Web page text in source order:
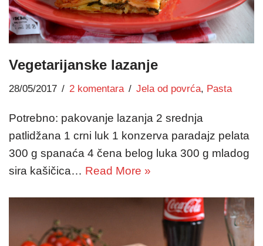
Vegetarijanske lazanje
28/05/2017 2 komentara Jela od povrća, Pasta
Potrebno: pakovanje lazanja 2 srednja
patlidžana 1 crni luk 1 konzerva paradajz pelata
300 g spanaća 4 čena belog luka 300 g mladog
sira kašičica… Read More »